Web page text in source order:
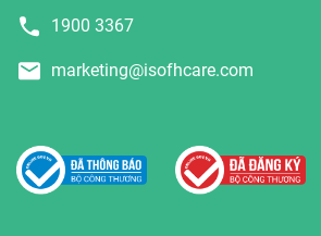
1900 3367
marketing@isofhcare.com